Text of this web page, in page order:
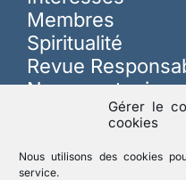
Gérer le
cookies
Nous utilisons des cookies
service.
Membres
Spiritualité
Revue
Nous soutenir